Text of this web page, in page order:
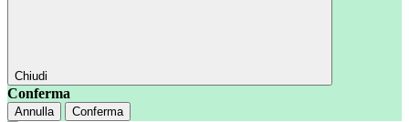
Chiudi
Conferma
Annulla Conferma